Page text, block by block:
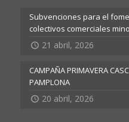
Subvenciones para el
colectivos comerciales
21 abril, 2026
CAMPAÑA PRIMAVERA
PAMPLONA
20 abril, 2026